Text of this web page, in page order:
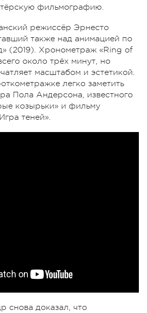
фильмографию.
режиссёр Эрнесто
также над анимацией по
(2019). Хронометраж «Ring of
около трёх минут, но
масштабом и эстетикой.
легко заметить
Пола Андерсона, известного
козырьки» и фильму
теней».
снова доказал, что